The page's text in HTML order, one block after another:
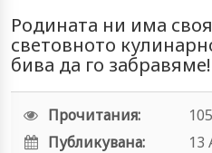
Родината ни има
световното
бива да го забравяме!
Прочитания:
Публикувана:
13